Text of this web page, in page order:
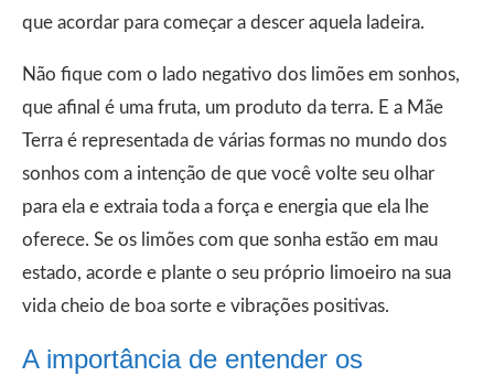
que acordar para começar a descer aquela ladeira.
Não fique com o lado negativo dos limões em sonhos,
que afinal é uma fruta, um produto da terra. E a Mãe
Terra é representada de várias formas no mundo dos
sonhos com a intenção de que você volte seu olhar
para ela e extraia toda a força e energia que ela lhe
oferece. Se os limões com que sonha estão em mau
estado, acorde e plante o seu próprio limoeiro na sua
vida cheio de boa sorte e vibrações positivas.
A importância de entender os